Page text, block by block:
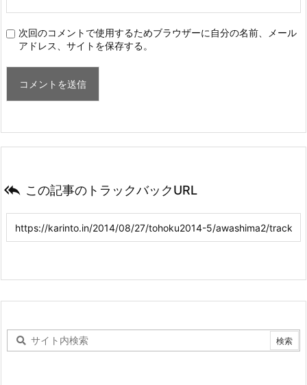
次回のコメントで使用するためブラウザーに自分の名前、メール
アドレス、サイトを保存する。
 この記事のトラックバックURL